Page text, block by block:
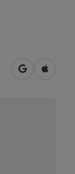
Openen in